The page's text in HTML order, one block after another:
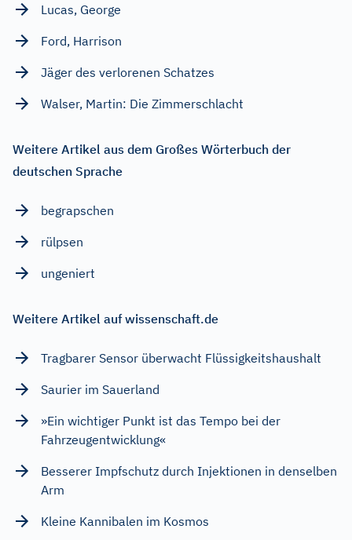
Lucas, George
Ford, Harrison
Jäger des verlorenen Schatzes
Walser, Martin: Die Zimmerschlacht
Weitere Artikel aus dem Großes Wörterbuch der
deutschen Sprache
begrapschen
rülpsen
ungeniert
Weitere Artikel auf wissenschaft.de
Tragbarer Sensor überwacht Flüssigkeitshaushalt
Saurier im Sauerland
»Ein wichtiger Punkt ist das Tempo bei der
Fahrzeugentwicklung«
Besserer Impfschutz durch Injektionen in denselben
Arm
Kleine Kannibalen im Kosmos